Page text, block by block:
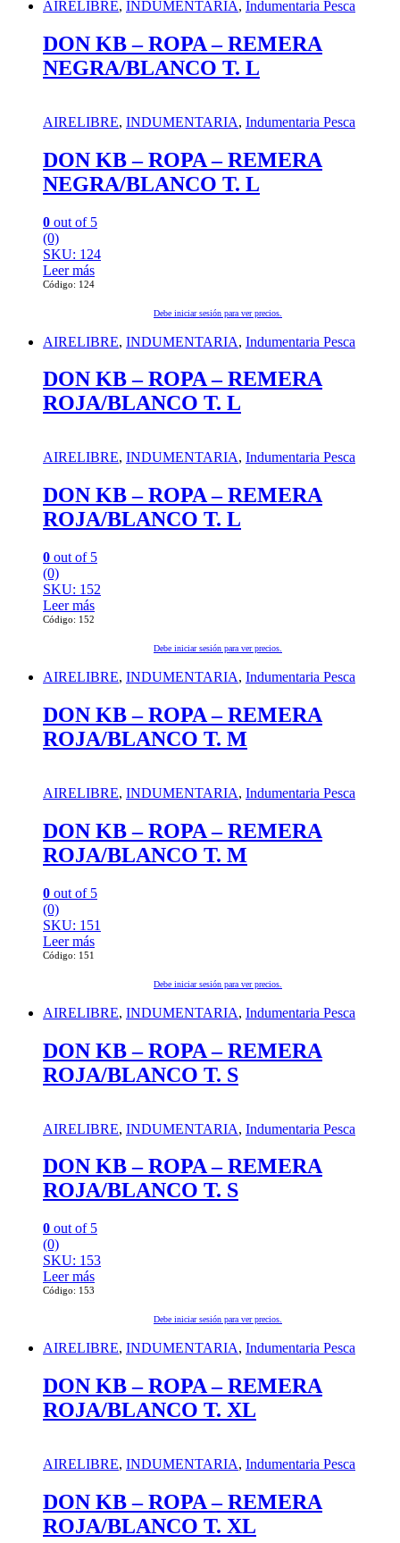
AIRELIBRE, INDUMENTARIA, Indumentaria Pesca
DON KB – ROPA – REMERA
NEGRA/BLANCO T. L
AIRELIBRE, INDUMENTARIA, Indumentaria Pesca
DON KB – ROPA – REMERA
NEGRA/BLANCO T. L
0 out of 5
(0)
SKU: 124
Leer más
Código: 124
Debe iniciar sesión para ver precios.
AIRELIBRE, INDUMENTARIA, Indumentaria Pesca
DON KB – ROPA – REMERA
ROJA/BLANCO T. L
AIRELIBRE, INDUMENTARIA, Indumentaria Pesca
DON KB – ROPA – REMERA
ROJA/BLANCO T. L
0 out of 5
(0)
SKU: 152
Leer más
Código: 152
Debe iniciar sesión para ver precios.
AIRELIBRE, INDUMENTARIA, Indumentaria Pesca
DON KB – ROPA – REMERA
ROJA/BLANCO T. M
AIRELIBRE, INDUMENTARIA, Indumentaria Pesca
DON KB – ROPA – REMERA
ROJA/BLANCO T. M
0 out of 5
(0)
SKU: 151
Leer más
Código: 151
Debe iniciar sesión para ver precios.
AIRELIBRE, INDUMENTARIA, Indumentaria Pesca
DON KB – ROPA – REMERA
ROJA/BLANCO T. S
AIRELIBRE, INDUMENTARIA, Indumentaria Pesca
DON KB – ROPA – REMERA
ROJA/BLANCO T. S
0 out of 5
(0)
SKU: 153
Leer más
Código: 153
Debe iniciar sesión para ver precios.
AIRELIBRE, INDUMENTARIA, Indumentaria Pesca
DON KB – ROPA – REMERA
ROJA/BLANCO T. XL
AIRELIBRE, INDUMENTARIA, Indumentaria Pesca
DON KB – ROPA – REMERA
ROJA/BLANCO T. XL